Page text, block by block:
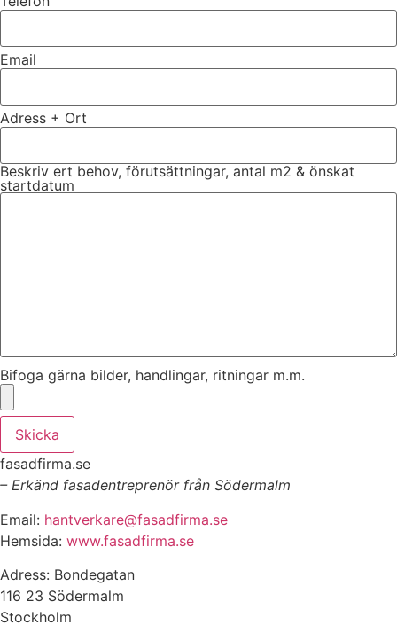
Email
Adress + Ort
Beskriv ert behov, förutsättningar, antal m2 & önskat
startdatum
Bifoga gärna bilder, handlingar, ritningar m.m.
Skicka
fasadfirma.se
– Erkänd fasadentreprenör från Södermalm
Email: hantverkare@fasadfirma.se
Hemsida: www.fasadfirma.se
Adress: Bondegatan
116 23 Södermalm
Stockholm